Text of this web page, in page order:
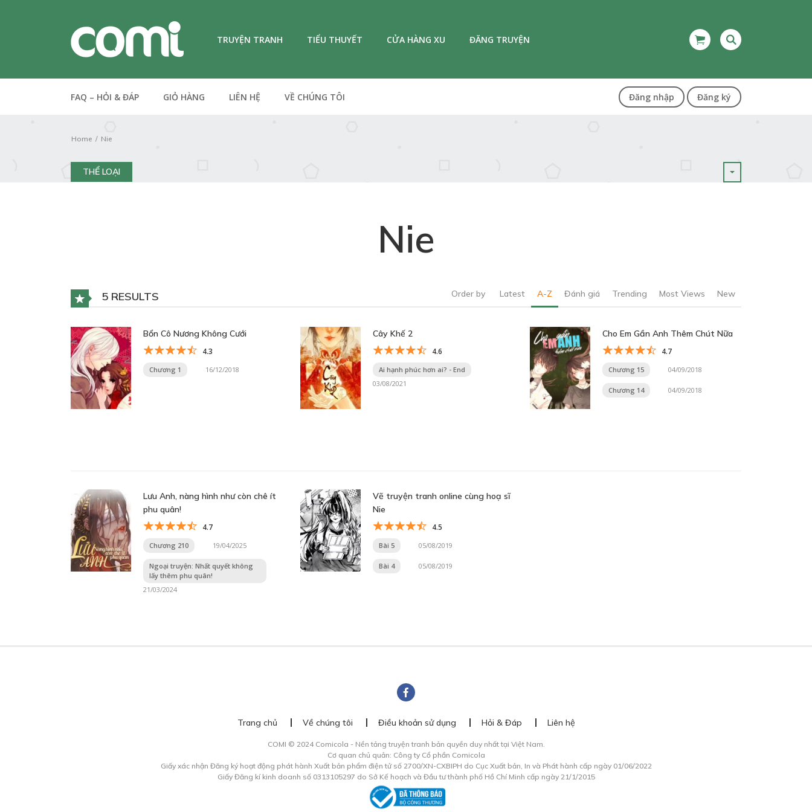
TRUYỆN TRANH TIỂU THUYẾT CỬA HÀNG XU ĐĂNG TRUYỆN
FAQ – HỎI & ĐÁP GIỎ HÀNG LIÊN HỆ VỀ CHÚNG TÔI Đăng nhập Đăng ký
Home Nie
THỂ LOẠI
Nie
5 RESULTS Order by Latest A-Z Đánh giá Trending Most Views New
Bổn Cô Nương Không Cưới
4.3
Chương 1 16/12/2018
Cây Khế 2
4.6
Ai hạnh phúc hơn ai? - End
03/08/2021
Cho Em Gần Anh Thêm Chút Nữa
4.7
Chương 15 04/09/2018
Chương 14 04/09/2018
Lưu Anh, nàng hình như còn chê ít
phu quân!
4.7
Chương 210 19/04/2025
Ngoại truyện: Nhất quyết không
lấy thêm phu quân!
21/03/2024
Vẽ truyện tranh online cùng hoạ sĩ
Nie
4.5
Bài 5 05/08/2019
Bài 4 05/08/2019
Trang chủ Về chúng tôi Điều khoản sử dụng Hỏi & Đáp Liên hệ
COMI © 2024 Comicola - Nền tảng truyện tranh bản quyền duy nhất tại Việt Nam.
Cơ quan chủ quản: Công ty Cổ phần Comicola
Giấy xác nhận Đăng ký hoạt động phát hành Xuất bản phẩm điện tử số 2700/XN-CXBIPH do Cục Xuất bản, In và Phát hành cấp ngày 01/06/2022
Giấy Đăng kí kinh doanh số 0313105297 do Sở Kế hoạch và Đầu tư thành phố Hồ Chí Minh cấp ngày 21/1/2015